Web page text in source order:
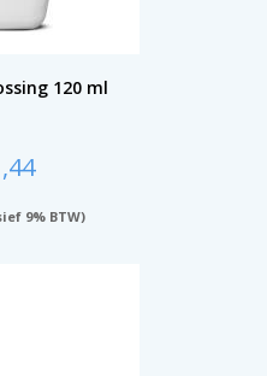
120 ml
9% BTW)